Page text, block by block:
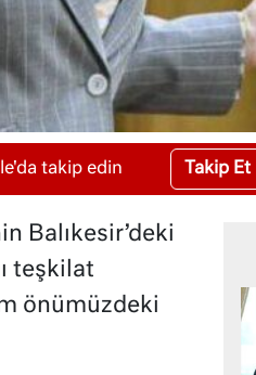
takip edin Takip Et
Balıkesir’deki
teşkilat
önümüzdeki